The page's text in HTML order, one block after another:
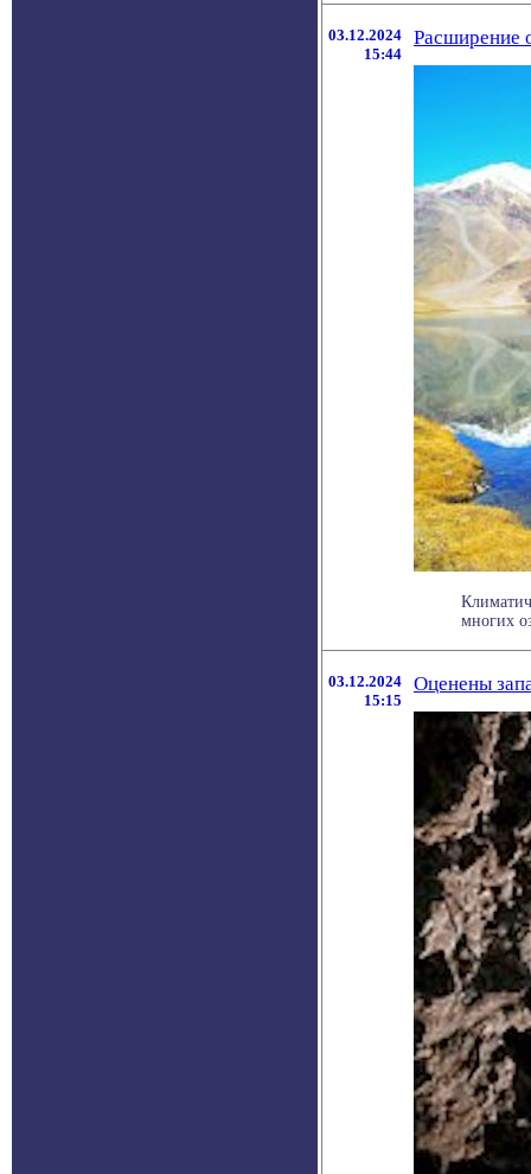
03.12.2024
15:44
Расширение
многих
03.12.2024
15:15
Оценены